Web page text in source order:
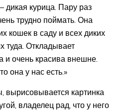
дикая курица. Пару раз
трудно поймать. Она
кошек в саду и всех диких
туда. Откладывает
и очень красива внешне.
она у нас есть.»
вырисовывается картинка
владелец рад, что у него